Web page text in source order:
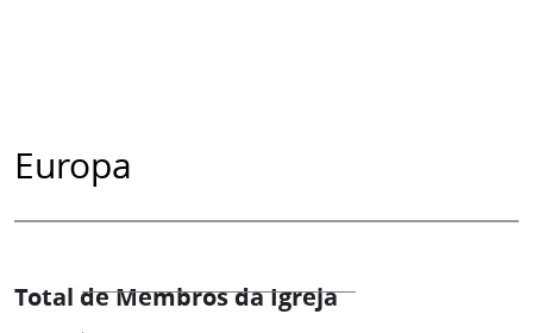
Europa
Total de Membros da Igreja